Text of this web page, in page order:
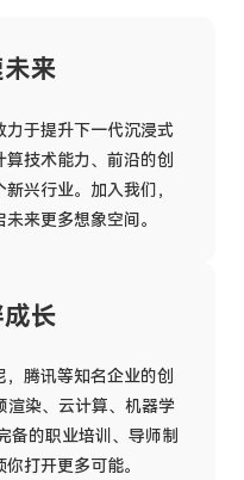
字人
清视频会议
频客服
来
力于提升下一代沉浸式
技术能力、前沿的创
兴行业。加入我们，
来更多想象空间。
长
腾讯等知名企业的创
渲染、云计算、机器学
备的职业培训、导师制
打开更多可能。